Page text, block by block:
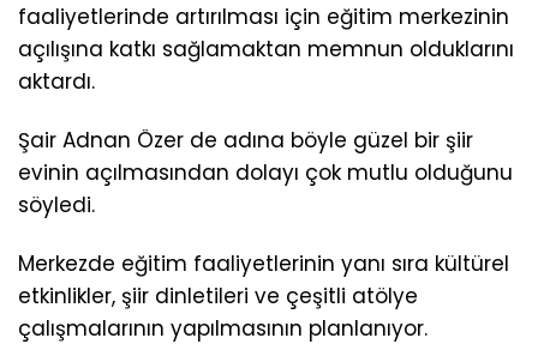
faaliyetlerinde artırılması için eğitim merkezinin
açılışına katkı sağlamaktan memnun olduklarını
aktardı.
Şair Adnan Özer de adına böyle güzel bir şiir
evinin açılmasından dolayı çok mutlu olduğunu
söyledi.
Merkezde eğitim faaliyetlerinin yanı sıra kültürel
etkinlikler, şiir dinletileri ve çeşitli atölye
çalışmalarının yapılmasının planlanıyor.